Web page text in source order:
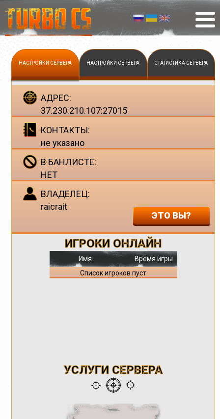
НАСТРОЙКИ СЕРВЕРА НАСТРОЙКИ СЕРВЕРА СТАТИСТИКА СЕРВЕРА
АДРЕС:
37.230.210.107:27015
КОНТАКТЫ:
не указано
В БАНЛИСТЕ:
НЕТ
ВЛАДЕЛЕЦ:
raicrait
ЭТО ВЫ?
ИГРОКИ ОНЛАЙН
Имя
Время игры
Список игроков пуст
УСЛУГИ СЕРВЕРА